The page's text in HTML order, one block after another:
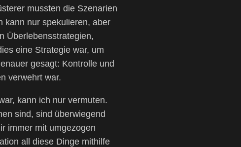
mussten die Szenarien
kann nur spekulieren, aber
Überlebensstrategien,
eine Strategie war, um
gesagt: Kontrolle und
verwehrt war.
kann ich nur vermuten.
sind, sind überwiegend
immer mit umgezogen
all diese Dinge mithilfe